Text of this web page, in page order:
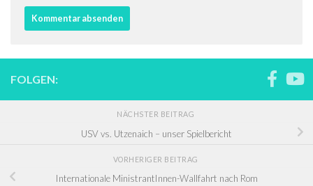
FOLGEN:
NÄCHSTER BEITRAG
USV vs. Utzenaich – unser Spielbericht
VORHERIGER BEITRAG
Internationale MinistrantInnen-Wallfahrt nach Rom